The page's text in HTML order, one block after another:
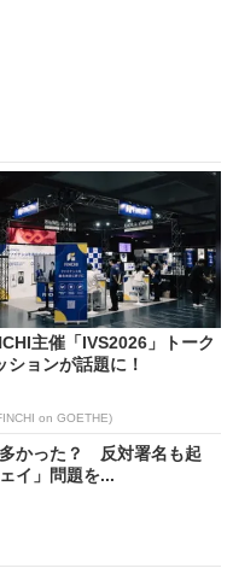
主催「IVS2026」トーク
ションが話題に！
on GOETHE)
かった？ 反対署名も起
イ」問題を...